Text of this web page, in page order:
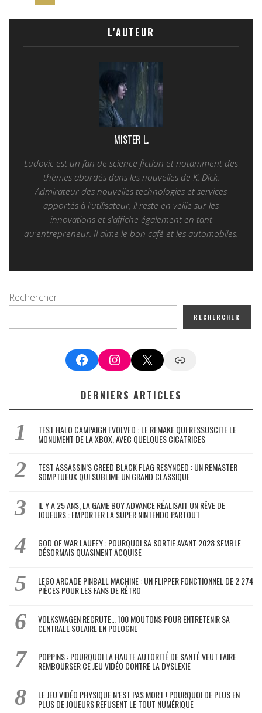
L'AUTEUR
MISTER L.
Ludovic est un fan de science fiction et notamment des
thèmes abordés dans les nouvelles de K. Dick.
Admirateur des nouvelles technologies et services
apportés à l'utilisateur, il reste en veille sur les
innovations et s'affiche également en tant
qu'entrepreneur. Il aime le bon café et les automobiles.
Rechercher
RECHERCHER
FacebookInstagram
X Google News
DERNIERS ARTICLES
TEST HALO CAMPAIGN EVOLVED : LE REMAKE QUI RESSUSCITE LE
MONUMENT DE LA XBOX, AVEC QUELQUES CICATRICES
TEST ASSASSIN’S CREED BLACK FLAG RESYNCED : UN REMASTER
SOMPTUEUX QUI SUBLIME UN GRAND CLASSIQUE
IL Y A 25 ANS, LA GAME BOY ADVANCE RÉALISAIT UN RÊVE DE
JOUEURS : EMPORTER LA SUPER NINTENDO PARTOUT
GOD OF WAR LAUFEY : POURQUOI SA SORTIE AVANT 2028 SEMBLE
DÉSORMAIS QUASIMENT ACQUISE
LEGO ARCADE PINBALL MACHINE : UN FLIPPER FONCTIONNEL DE 2 274
PIÈCES POUR LES FANS DE RÉTRO
VOLKSWAGEN RECRUTE… 100 MOUTONS POUR ENTRETENIR SA
CENTRALE SOLAIRE EN POLOGNE
POPPINS : POURQUOI LA HAUTE AUTORITÉ DE SANTÉ VEUT FAIRE
REMBOURSER CE JEU VIDÉO CONTRE LA DYSLEXIE
LE JEU VIDÉO PHYSIQUE N’EST PAS MORT ! POURQUOI DE PLUS EN
PLUS DE JOUEURS REFUSENT LE TOUT NUMÉRIQUE